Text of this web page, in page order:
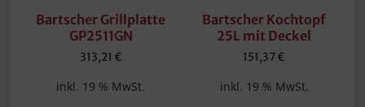
Bartscher Grillplatte
GP2511GN
313,21 €
inkl. 19 % MwSt.
Bartscher Kochtopf
25L mit Deckel
151,37€
inkl. 19 % MwSt.